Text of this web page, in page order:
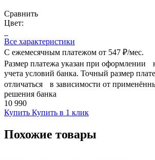
Сравнить
Цвет:
Все характеристики
С ежемесячным платежом от 547 ₽/мес.
Размер платежа указан при оформлении
учета условий банка. Точный размер
отличаться в зависимости от
решения банка
10 990
Купить Купить в 1 клик
Похожие товары